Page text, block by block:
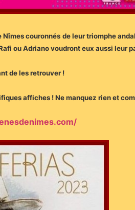
couronnés de leur triomphe
ou Adriano voudront eux aussi leur
de les retrouver !
affiches ! Ne manquez rien et